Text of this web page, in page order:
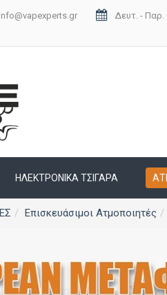
info@vapexperts.gr Δευτ. - Παρ.
ΗΛΕΚΤΡΟΝΙΚΆ ΤΣΙΓΆΡΑ
Επισκευάσιμοι Ατμοποιητές